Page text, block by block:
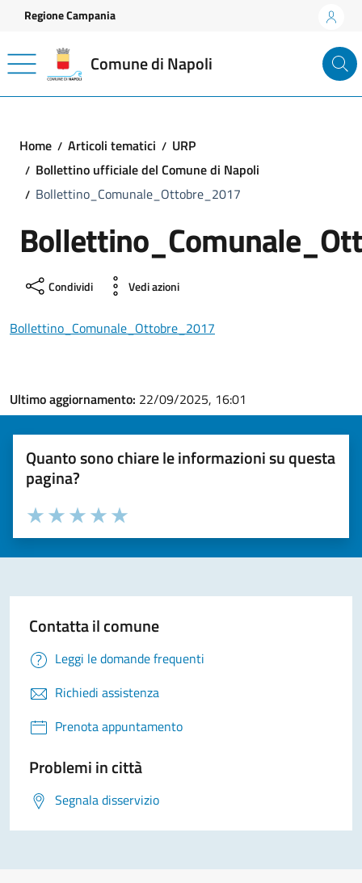
Vai ai contenuti
Vai al footer
Regione Campania
Comune di Napoli
Home Articoli tematici
URP
Bollettino ufficiale del Comune di Napoli
Bollettino_Comunale_Ottobre_2017
Condividi Vedi azioni
Bollettino_Comunale_Ottobre_2017
Ultimo aggiornamento: 22/09/2025, 16:01
Quanto sono chiare le informazioni su questa
pagina?
Valuta la chiarezza delle informazioni (da 1 a 5 stelle)
Seleziona il numero di stelle per valutare la chiarezza delle
Valuta 5 stelle su 5
Valuta 4 stelle su 5
Valuta 3 stelle su 5
Valuta 2 stelle su 5
Valuta 1 stelle su 5
Contatta il comune
Leggi le domande frequenti
Richiedi assistenza
Prenota appuntamento
Problemi in città
Segnala disservizio